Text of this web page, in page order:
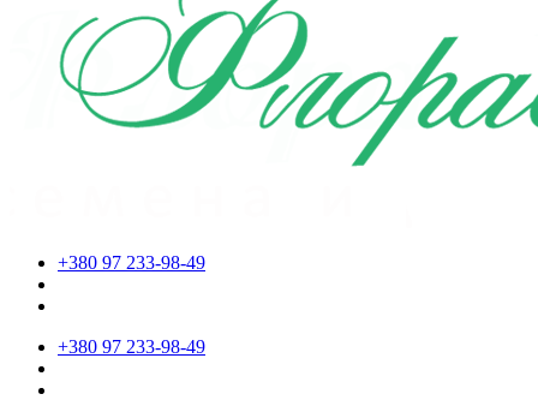
+380 97 233-98-49
+380 97 233-98-49